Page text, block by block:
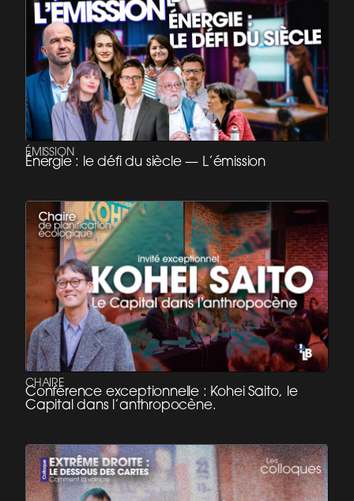
ÉMISSION
Énergie : le défi du siècle — L’émission
CHAIRE
Conférence exceptionnelle : Kohei Saito, le
Capital dans l’anthropocène.